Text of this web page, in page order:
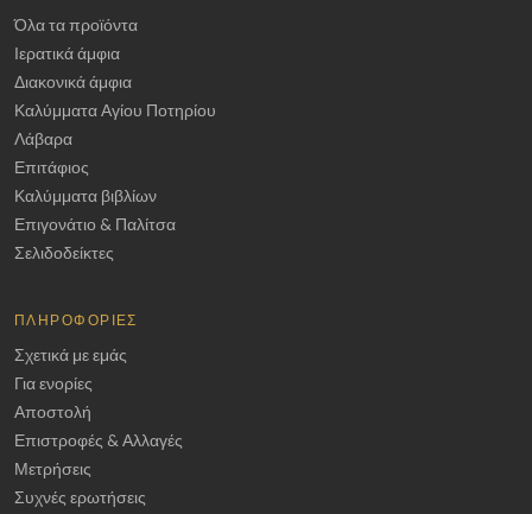
Όλα τα προϊόντα
Ιερατικά άμφια
Διακονικά άμφια
Καλύμματα Αγίου Ποτηρίου
Λάβαρα
Επιτάφιος
Καλύμματα βιβλίων
Επιγονάτιο & Παλίτσα
Σελιδοδείκτες
ΠΛΗΡΟΦΟΡΊΕΣ
Σχετικά με εμάς
Για ενορίες
Αποστολή
Επιστροφές & Αλλαγές
Μετρήσεις
Συχνές ερωτήσεις